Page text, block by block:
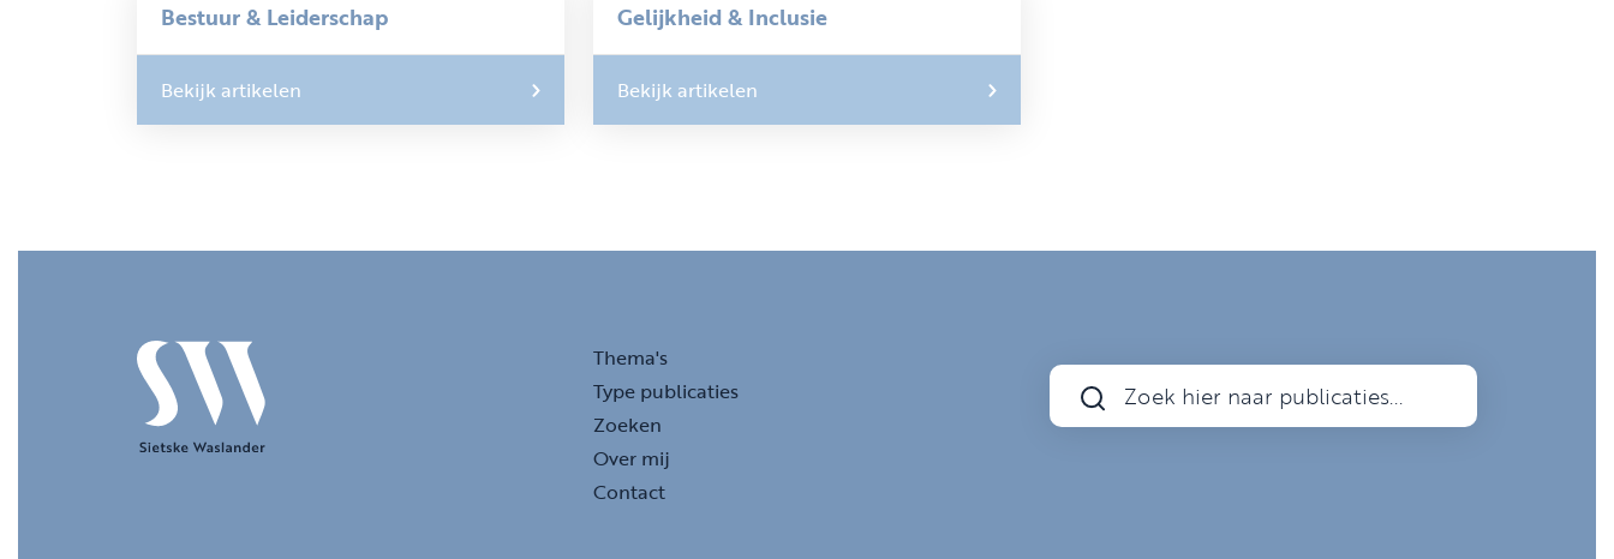
Bestuur & Leiderschap
Bekijk artikelen
Gelijkheid & Inclusie
Bekijk artikelen
Thema's
Type publicaties
Zoeken
Over mij
Contact